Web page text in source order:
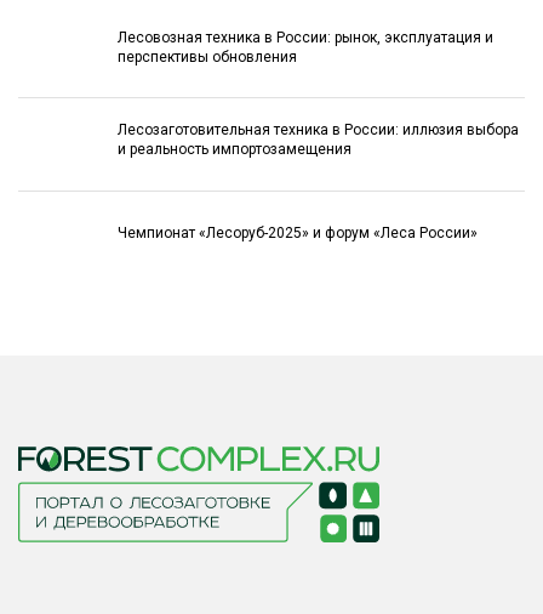
Лесовозная техника в России: рынок, эксплуатация и
перспективы обновления
Лесозаготовительная техника в России: иллюзия выбора
и реальность импортозамещения
Чемпионат «Лесоруб-2025» и форум «Леса России»